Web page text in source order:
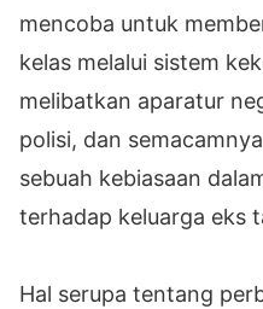
mencoba untuk
kelas melalui sistem
melibatkan aparatur
polisi, dan
sebuah kebiasaan
terhadap keluarga eks
Hal serupa tentang